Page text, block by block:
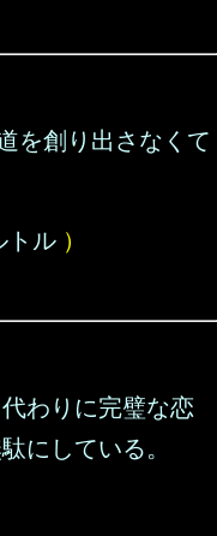
を創り出さなくて
トル ）
わりに完璧な恋
にしている。